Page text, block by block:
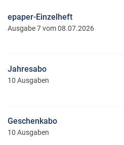
epaper-Einzelheft
Ausgabe 7 vom 08.07.2026
Jahresabo
10 Ausgaben
Geschenkabo
10 Ausgaben